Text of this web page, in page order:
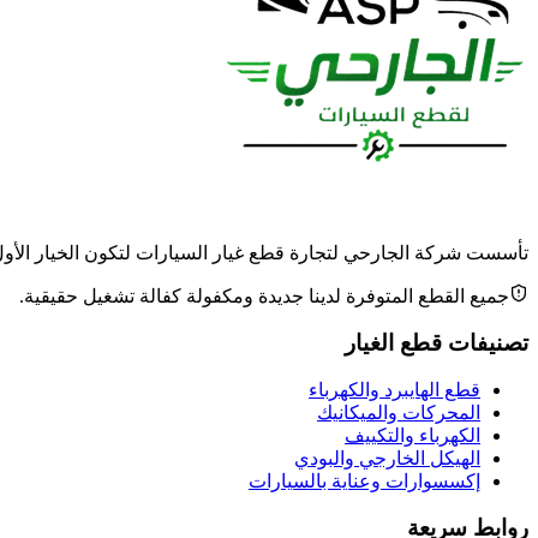
تأسست شركة الجارحي لتجارة قطع غيار السيارات لتكون الخيار الأول
جميع القطع المتوفرة لدينا جديدة ومكفولة كفالة تشغيل حقيقية.
تصنيفات قطع الغيار
قطع الهايبرد والكهرباء
المحركات والميكانيك
الكهرباء والتكييف
الهيكل الخارجي والبودي
إكسسوارات وعناية بالسيارات
روابط سريعة